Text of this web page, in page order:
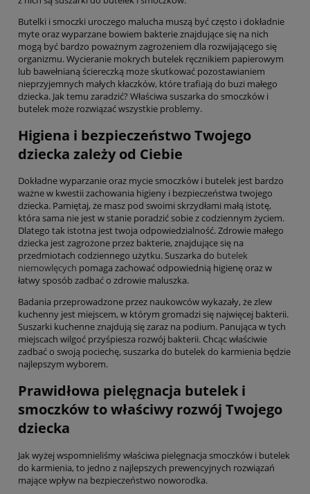
Butelki i smoczki uroczego malucha muszą być często i dokładnie
myte oraz wyparzane bowiem bakterie znajdujące się na nich
mogą być bardzo poważnym zagrożeniem dla rozwijającego się
organizmu. Wycieranie mokrych butelek ręcznikiem papierowym
lub bawełnianą ściereczką może skutkować pozostawianiem
nieprzyjemnych małych kłaczków, które trafiają do buzi małego
dziecka. Jak temu zaradzić? Właściwa suszarka do smoczków i
butelek może rozwiązać wszystkie problemy.
Higiena i bezpieczeństwo Twojego
dziecka zależy od Ciebie
Dokładne wyparzanie oraz mycie smoczków i butelek jest bardzo
ważne w kwestii zachowania higieny i bezpieczeństwa twojego
dziecka. Pamiętaj, że masz pod swoimi skrzydłami małą istotę,
która sama nie jest w stanie poradzić sobie z codziennym życiem.
Dlatego tak istotna jest twoja odpowiedzialność. Zdrowie małego
dziecka jest zagrożone przez bakterie, znajdujące się na
przedmiotach codziennego użytku. Suszarka do butelek
niemowlęcych pomaga zachować odpowiednią higienę oraz w
łatwy sposób zadbać o zdrowie maluszka.
Badania przeprowadzone przez naukowców wykazały, że zlew
kuchenny jest miejscem, w którym gromadzi się najwięcej bakterii.
Suszarki kuchenne znajdują się zaraz na podium. Panująca w tych
miejscach wilgoć przyśpiesza rozwój bakterii. Chcąc właściwie
zadbać o swoją pociechę, suszarka do butelek do karmienia będzie
najlepszym wyborem.
Prawidłowa pielęgnacja butelek i
smoczków to właściwy rozwój Twojego
dziecka
Jak wyżej wspomnieliśmy właściwa pielęgnacja smoczków i butelek
do karmienia, to jedno z najlepszych prewencyjnych rozwiązań
mające wpływ na bezpieczeństwo noworodka.